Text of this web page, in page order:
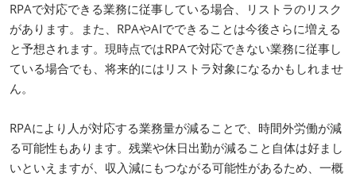
RPAで対応できる業務に従事している場合、リストラのリスク
があります。また、RPAやAIでできることは今後さらに増える
と予想されます。現時点ではRPAで対応できない業務に従事し
ている場合でも、将来的にはリストラ対象になるかもしれませ
ん。
RPAにより人が対応する業務量が減ることで、時間外労働が減
る可能性もあります。残業や休日出勤が減ること自体は好まし
いといえますが、収入減にもつながる可能性があるため、一概